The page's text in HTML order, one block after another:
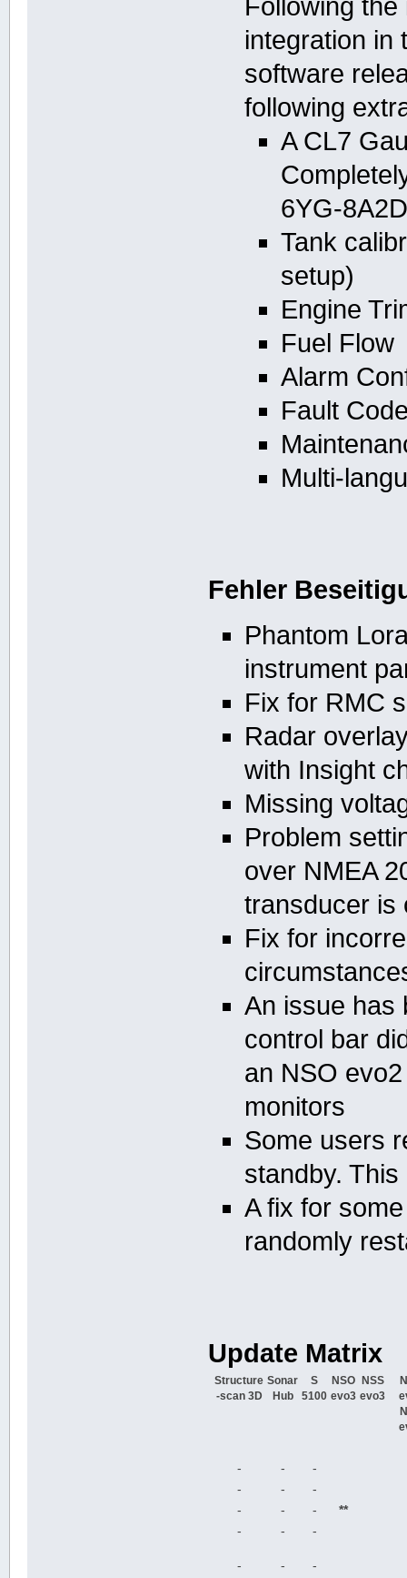
Following
integration in
software
following
A CL7
6YG-
Tank
setup)
Engine
Fuel Flow
Alarm
Fault
Multi-
Fehler
Phantom
instrument
Fix for RMC
Radar
with Insight
Missing
Problem
over NMEA
transducer is
Fix for
An issue has
control bar
an NSO
monitors
Some users
standby.
A fix for
randomly
Update Matrix
Structure
-scan 3D
Sonar
Hub
S
5100
NSO
evo3
NSS
evo3
- -
-
-
-
-
-
- -
**
-
- -
- -
-